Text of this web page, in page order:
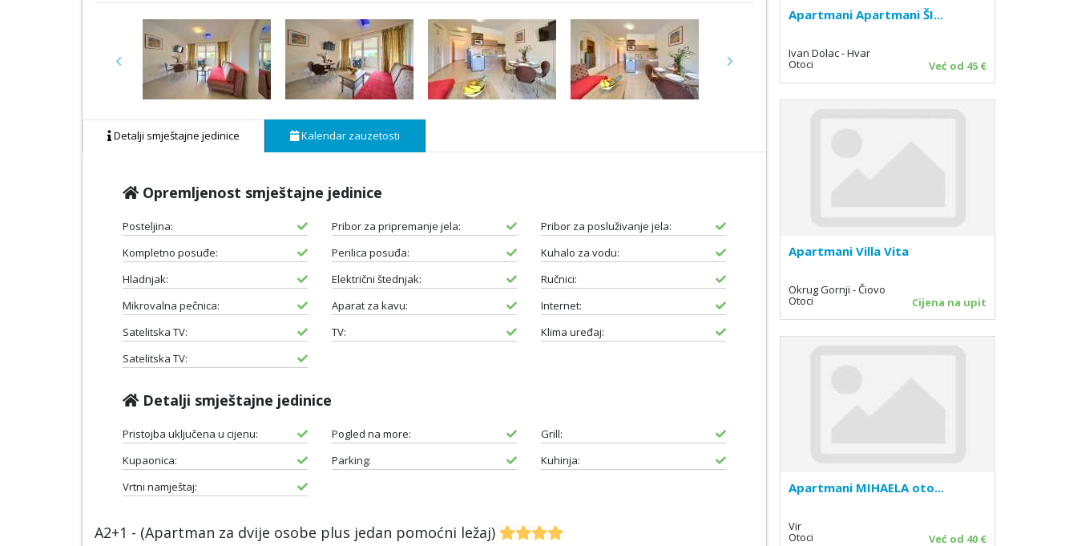
Previous Next
Detalji smještajne jedinice Kalendar zauzetosti
Opremljenost smještajne jedinice
Posteljina: Pribor za pripremanje jela:
Pribor za posluživanje jela:
Kompletno posuđe:
Perilica posuđa:
Kuhalo za vodu:
Hladnjak:
Električni štednjak:
Ručnici:
Mikrovalna pečnica:
Aparat za kavu:
Internet:
Satelitska TV:
TV:
Klima uređaj:
Satelitska TV:
Detalji smještajne jedinice
Pristojba uključena u cijenu: Pogled na more:
Grill:
Kupaonica:
Parking:
Kuhinja:
Vrtni namještaj:
A2+1 - (Apartman za dvije osobe plus jedan pomoćni ležaj)
Apartmani Apartmani ŠI...
Ivan Dolac - Hvar
Otoci Već od 45 €
Apartmani Villa Vita
Okrug Gornji - Čiovo
Otoci Cijena na upit
Apartmani MIHAELA oto...
Vir
Otoci Već od 40 €